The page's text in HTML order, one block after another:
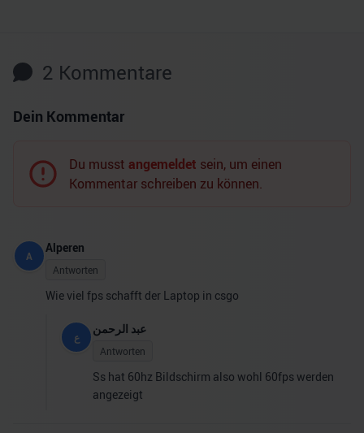
2 Kommentare
Dein Kommentar
Du musst angemeldet sein, um einen
Kommentar schreiben zu können.
A
Alperen
Antworten
Wie viel fps schafft der Laptop in csgo
ع
عبد الرحمن
Antworten
Ss hat 60hz Bildschirm also wohl 60fps werden
angezeigt